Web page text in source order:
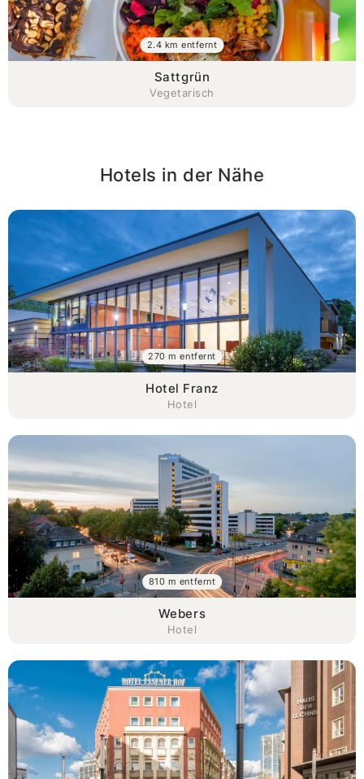
Sattgrün
Vegetarisch
2.4 km entfernt
Hotels in der Nähe
Hotel Franz
Hotel
270 m entfernt
Webers
Hotel
810 m entfernt